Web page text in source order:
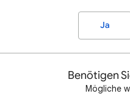
Ja
Benötigen
Mögliche